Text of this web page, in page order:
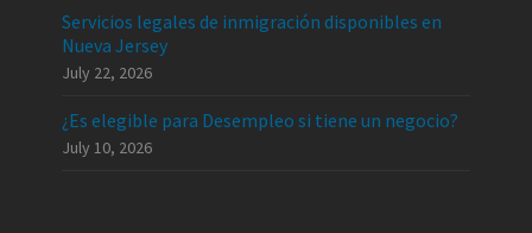
Servicios legales de inmigración disponibles en
Nueva Jersey
July 22, 2026
¿Es elegible para Desempleo si tiene un negocio?
July 10, 2026